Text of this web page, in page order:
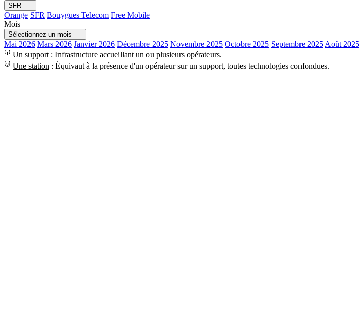
SFR
Orange SFR Bouygues Telecom Free Mobile
Mois
Sélectionnez un mois
Mai 2026 Mars 2026 Janvier 2026 Décembre 2025 Novembre 2025 Octobre 2025 Septembre 2025 Août 2025
⁽¹⁾ Un support : Infrastructure accueillant un ou plusieurs opérateurs.
⁽²⁾ Une station : Équivaut à la présence d'un opérateur sur un support, toutes technologies confondues.